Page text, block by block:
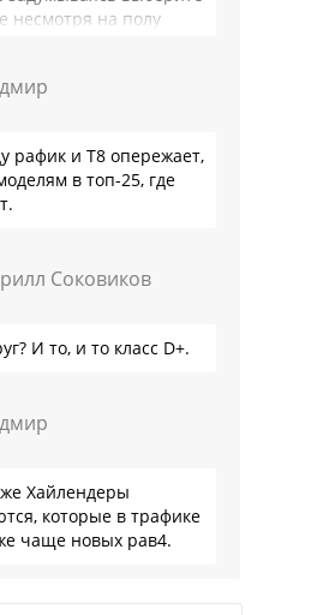
несмотря на полу
рафик и Т8 опережает,
в топ-25, где
Соковиков
И то, и то класс D+.
Хайлендеры
которые в трафике
чаще новых рав4.